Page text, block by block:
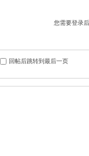
您需要登录
回帖后跳转到最后一页